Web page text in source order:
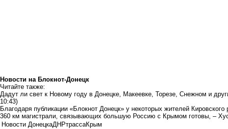
Новости на Блoкнoт-Донецк
Читайте также:
Дадут ли свет к Новому году в Донецке, Макеевке, Торезе, Снежном и
10:43)
Благодаря публикации «Блокнот Донецк» у некоторых жителей
360 км магистрали, связывающих большую Россию с Крымом готовы, –
Новости ДонецкаДНРтрассаКрым